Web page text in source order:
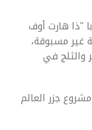
"ذا هارت أوف
مسبوقة،
في
جزر العالم